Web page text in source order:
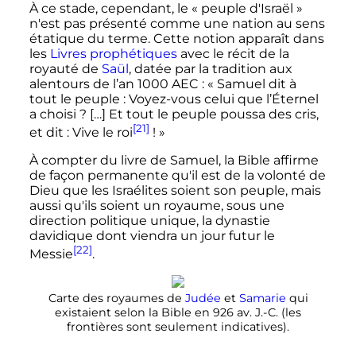
À ce stade, cependant, le « peuple d'Israël »
n'est pas présenté comme une nation au sens
étatique du terme. Cette notion apparaît dans
les Livres prophétiquesavec le récit de la
royauté de Saül, datée par la tradition aux
alentours de l’an 1000 AEC : « Samuel dit à
tout le peuple : Voyez-vous celui que l’Éternel
a choisi ? […] Et tout le peuple poussa des cris,
et dit : Vive le roi[21] ! »
À compter du livre de Samuel, la Bible affirme
de façon permanente qu'il est de la volonté de
Dieu que les Israélites soient son peuple, mais
aussi qu'ils soient un royaume, sous une
direction politique unique, la dynastie
davidique dont viendra un jour futur le
Messie[22].
Carte des royaumes de Judée et Samarie qui
existaient selon la Bible en 926 av. J.-C. (les
frontières sont seulement indicatives).